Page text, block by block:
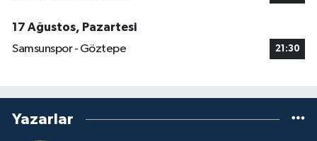
17 Ağustos, Pazartesi
Samsunspor - Göztepe
21:30
Yazarlar